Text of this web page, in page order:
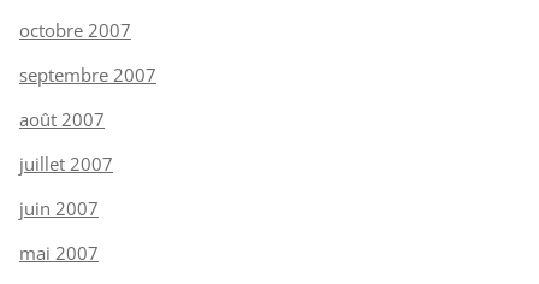
octobre 2007
septembre 2007
août 2007
juillet 2007
juin 2007
mai 2007